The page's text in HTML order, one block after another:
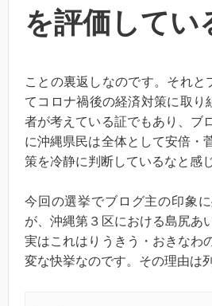
を評価してい
ことの裏返しなのです。それと
てコロナ禍後の経済対策に取り
者が考えている証でもあり、ブ
に沖縄県民は全体として安倍・
策を冷静に判断しているなと感
今回の選挙でブログ主の印象
が、沖縄第３区における島尻あ
実はこれはりうきう・おきなわ
変な快挙なのです。その理由は